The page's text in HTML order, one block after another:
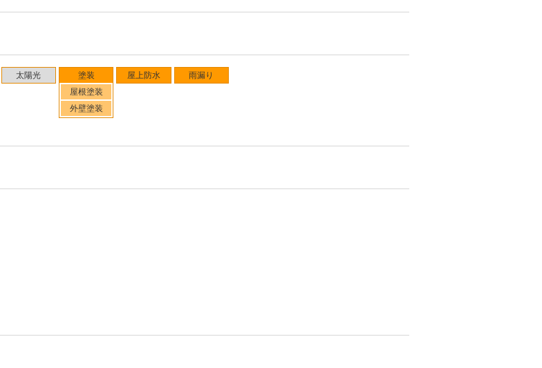
太陽光
塗装
屋根塗装
外壁塗装
屋上防水 雨漏り